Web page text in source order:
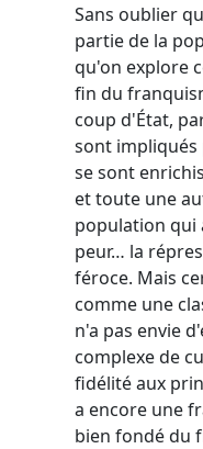
Sans oublier
partie de la
qu'on explore
fin du
coup d'État,
sont
se sont
et toute une
population qui
peur… la
féroce. Mais
comme une
n'a pas envie
complexe de
fidélité aux
a encore une
bien fondé du